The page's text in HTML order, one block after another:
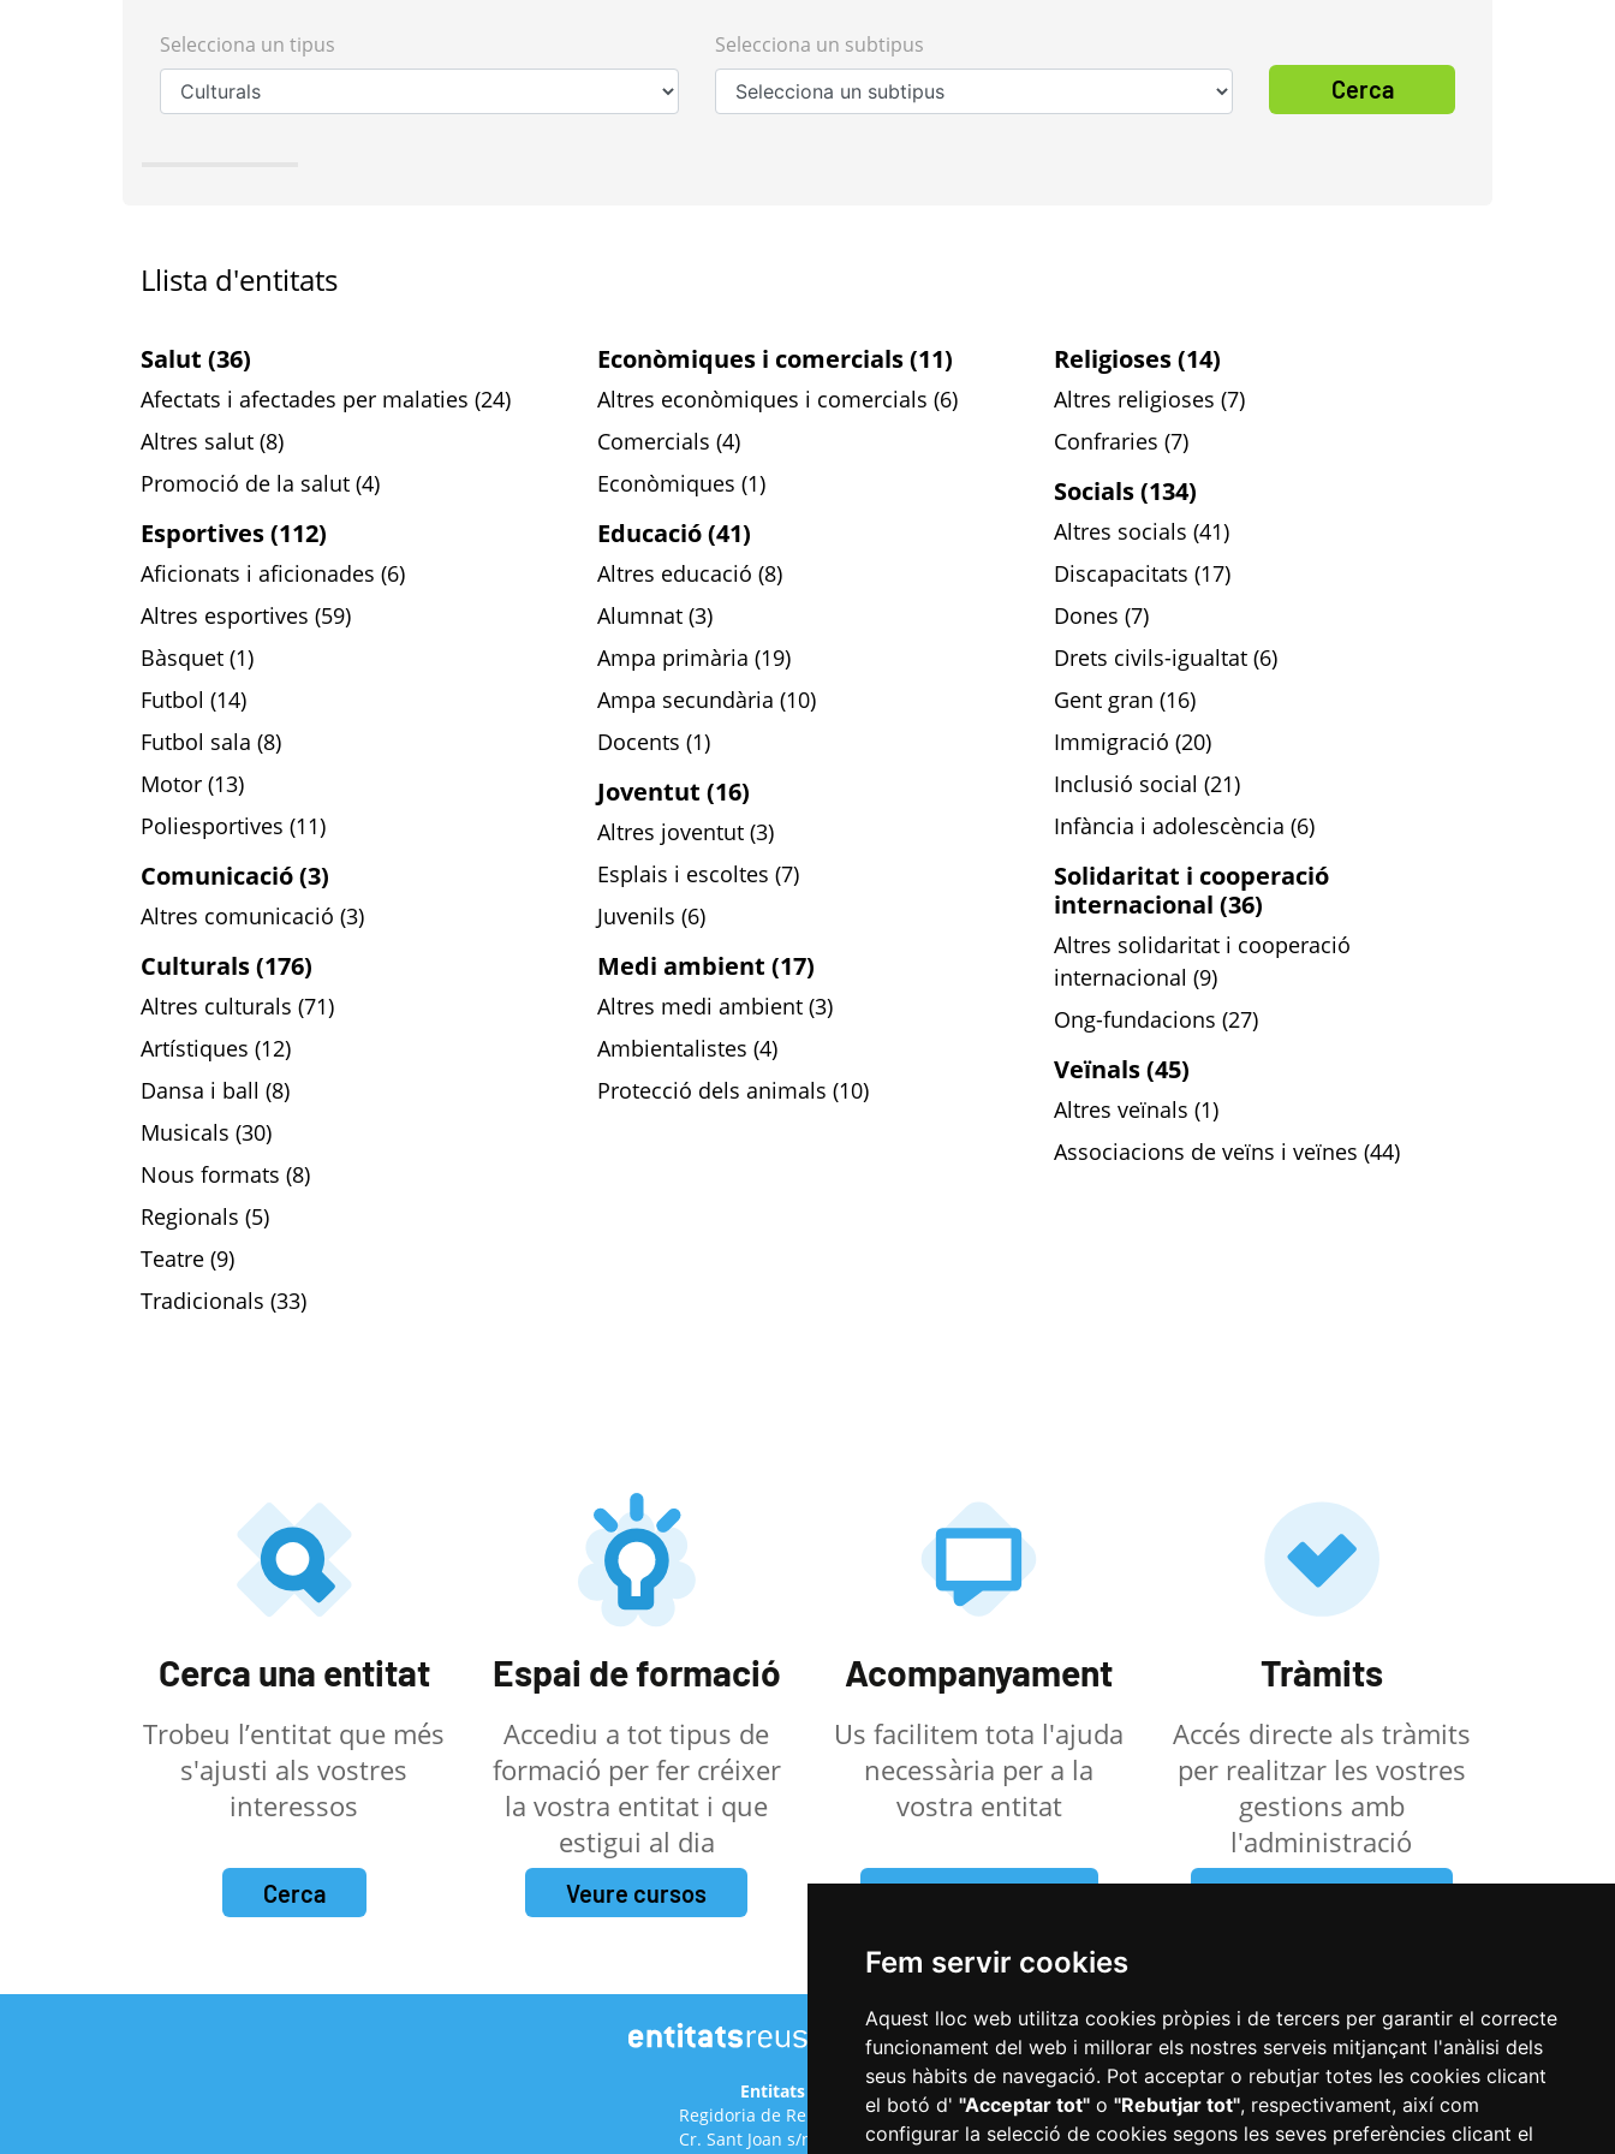
Fem servir cookies
Aquest lloc web utilitza cookies pròpies i de tercers per garantir el correcte
funcionament del web i millorar els nostres serveis mitjançant l'anàlisi dels
seus hàbits de navegació. Pot acceptar o rebutjar totes les cookies clicant
el botó d' "Acceptar tot" o "Rebutjar tot", respectivament, així com
configurar la selecció de cookies segons les seves preferències clicant el
Selecciona un tipus Selecciona un subtipus
Cerca
Llista d'entitats
Salut (36)
Afectats i afectades per malaties (24)
Altres salut (8)
Promoció de la salut (4)
Esportives (112)
Aficionats i aficionades (6)
Altres esportives (59)
Bàsquet (1)
Futbol (14)
Futbol sala (8)
Motor (13)
Poliesportives (11)
Comunicació (3)
Altres comunicació (3)
Culturals (176)
Altres culturals (71)
Artístiques (12)
Dansa i ball (8)
Musicals (30)
Nous formats (8)
Regionals (5)
Teatre (9)
Tradicionals (33)
Econòmiques i comercials (11)
Altres econòmiques i comercials (6)
Comercials (4)
Econòmiques (1)
Educació (41)
Altres educació (8)
Alumnat (3)
Ampa primària (19)
Ampa secundària (10)
Docents (1)
Joventut (16)
Altres joventut (3)
Esplais i escoltes (7)
Juvenils (6)
Medi ambient (17)
Altres medi ambient (3)
Ambientalistes (4)
Protecció dels animals (10)
Religioses (14)
Altres religioses (7)
Confraries (7)
Socials (134)
Altres socials (41)
Discapacitats (17)
Dones (7)
Drets civils-igualtat (6)
Gent gran (16)
Immigració (20)
Inclusió social (21)
Infància i adolescència (6)
Solidaritat i cooperació
internacional (36)
Altres solidaritat i cooperació
internacional (9)
Ong-fundacions (27)
Veïnals (45)
Altres veïnals (1)
Associacions de veïns i veïnes (44)
Cerca una entitat
Trobeu l’entitat que més
s'ajusti als vostres
interessos
Cerca
Espai de formació
Accediu a tot tipus de
formació per fer créixer
la vostra entitat i que
estigui al dia
Veure cursos
Acompanyament
Us facilitem tota l'ajuda
necessària per a la
vostra entitat
Fer una petició
Tràmits
Accés directe als tràmits
per realitzar les vostres
gestions amb
l'administració
Veure els tràmits
Entitats de Reus
Regidoria de Relacions Cíviques
Cr. Sant Joan s/n (antic hospital)